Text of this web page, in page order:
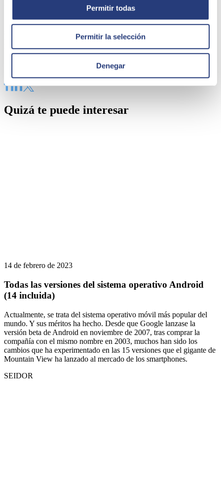
Permitir todas
Permitir la selección
Denegar
Si, tras comprender los pros y contras más relevantes de estos
sistemas, llegas a la conclusión de que lo que tu empresa necesita
para seguir creciendo es un CRM… ya solo te queda elegir el que
mejor que se adapte a vuestras necesidades.
Quizá te puede interesar
14 de febrero de 2023
Todas las versiones del sistema operativo Android
(14 incluida)
Actualmente, se trata del sistema operativo móvil más popular del
mundo. Y sus méritos ha hecho. Desde que Google lanzase la
versión beta de Android en noviembre de 2007, tras comprar la
compañía con el mismo nombre en 2003, muchos han sido los
cambios que ha experimentado en las 15 versiones que el gigante de
Mountain View ha lanzado al mercado de los smartphones.
SEIDOR